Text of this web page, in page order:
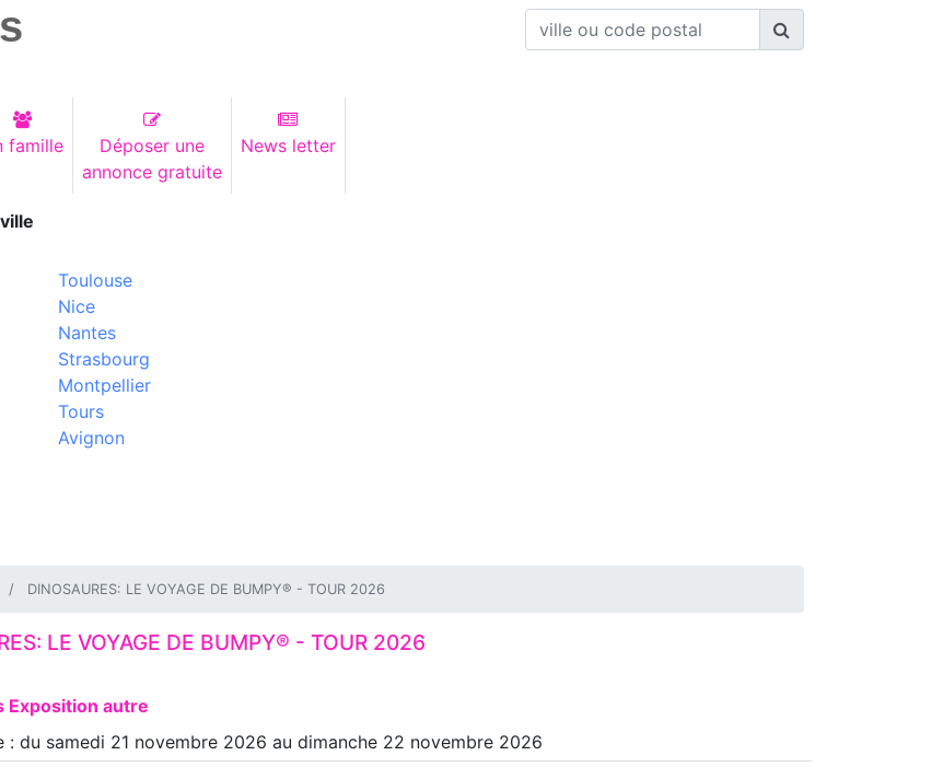
famille
Déposer une
annonce gratuite
News letter
Toulouse
Nice
Nantes
Strasbourg
Montpellier
Tours
Avignon
DINOSAURES: LE VOYAGE DE BUMPY® - TOUR 2026
LE VOYAGE DE BUMPY® - TOUR 2026
Exposition autre
: du samedi 21 novembre 2026 au dimanche 22 novembre 2026